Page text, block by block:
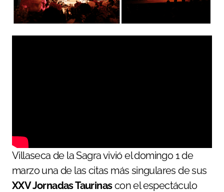
Villaseca de la Sagra vivió el domingo 1 de
marzo una de las citas más singulares de sus
XXV Jornadas Taurinascon el espectáculo